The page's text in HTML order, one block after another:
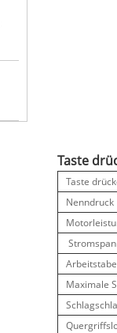
Taste
Taste
Nenndruck
Maximale